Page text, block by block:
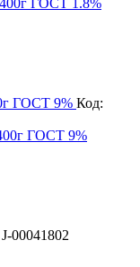
ГОСТ 9% Код:
00041802